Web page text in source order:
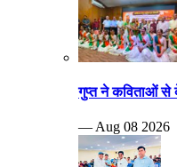
गुप्त ने कविताओं से
— Aug 08 2026